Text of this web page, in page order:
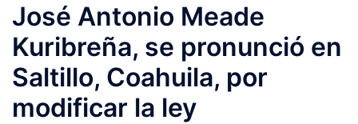
José Antonio Meade
Kuribreña, se pronunció en
Saltillo, Coahuila, por
modificar la ley